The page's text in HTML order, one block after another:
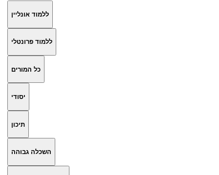
ללמוד אונליין
ללמוד פרונטלי
כל המורים
יסודי
תיכון
השכלה גבוהה